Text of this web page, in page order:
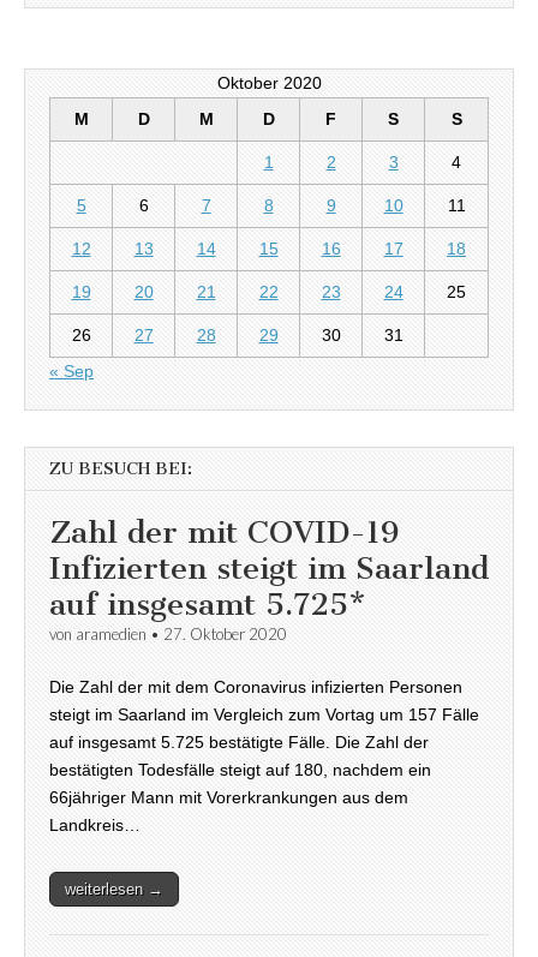
Oktober 2020
M
D M D F S S
1 2 3 4
5 6 7 8 9 10 11
12 13 14 15 16 17 18
19 20 21 22 23 24 25
26 27 28 29 30
31
« Sep
ZU BESUCH BEI:
Zahl der mit COVID-19
Infizierten steigt im Saarland
auf insgesamt 5.725*
von aramedien • 27. Oktober 2020
Die Zahl der mit dem Coronavirus infizierten Personen
steigt im Saarland im Vergleich zum Vortag um 157 Fälle
auf insgesamt 5.725 bestätigte Fälle. Die Zahl der
bestätigten Todesfälle steigt auf 180, nachdem ein
66jähriger Mann mit Vorerkrankungen aus dem
Landkreis…
weiterlesen →